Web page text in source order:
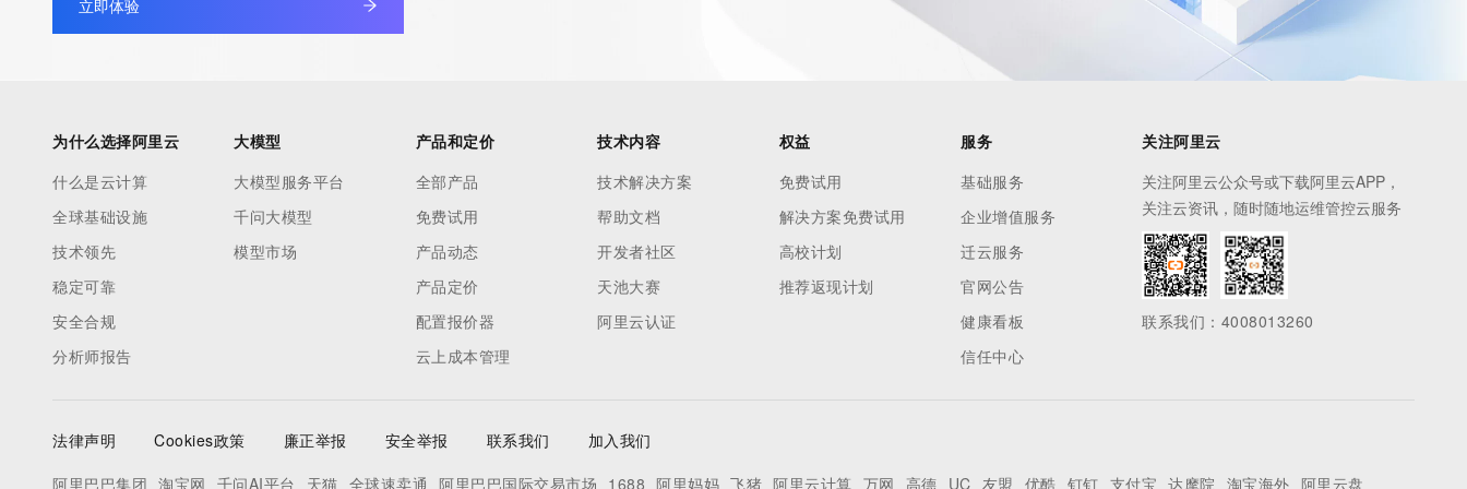
database through the use of electronic processes that are high-volume and
information purposes only, and to assist persons in obtaining information
guarantee its accuracy. By submitting a Whois query, you agree to abide
by the following terms of use: You agree that you may use this Data only
for lawful purposes and that under no circumstances will you use this Data
to: (1) allow, enable, or otherwise support the transmission of mass
or facsimile; or (2) enable high volume, automated, electronic processes
that apply to VeriSign (or its computer systems). The compilation,
use electronic processes that are automated and high-volume to access or
query the Whois database except as reasonably necessary to register
立即体验
为什么选择阿里云
什么是云计算
全球基础设施
技术领先
稳定可靠
安全合规
分析师报告
大模型
大模型服务平台
千问大模型
模型市场
产品和定价
全部产品
免费试用
产品动态
产品定价
配置报价器
云上成本管理
技术内容
技术解决方案
帮助文档
开发者社区
天池大赛
阿里云认证
权益
免费试用
解决方案免费试用
高校计划
推荐返现计划
服务
基础服务
企业增值服务
迁云服务
官网公告
健康看板
信任中心
关注阿里云
关注阿里云公众号或下载阿里云APP，
关注云资讯，随时随地运维管控云服务
联系我们：4008013260
法律声明 Cookies政策 廉正举报 安全举报 联系我们
加入我们
阿里巴巴集团 淘宝网 千问AI平台 天猫 全球速卖通 阿里巴巴国际交易市场 1688 阿里妈妈 飞猪 阿里云计算 万网 高德 UC 友盟 优酷 钉钉 支付宝 达摩院 淘宝海外 阿里云盘